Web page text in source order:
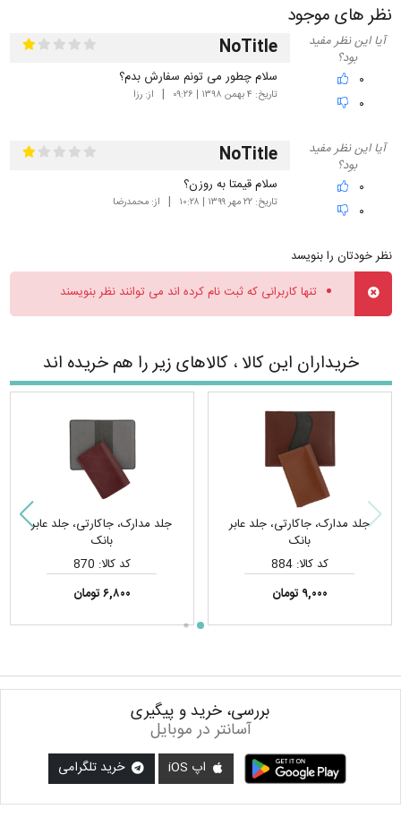
نظر های موجود
آیا این نظر مفید
بود؟
۰
۰
NoTitle
سلام چطور می تونم سفارش بدم؟
تاریخ: ۴ بهمن ۱۳۹۸ | ۰۹:۲۶ از: رزا
آیا این نظر مفید
بود؟
۰
۰
NoTitle
سلام قیمتا به روزن؟
تاریخ: ۲۲ مهر ۱۳۹۹ | ۱۰:۲۸ از: محمدرضا
نظر خودتان را بنویسد
تنها کاربرانی که ثبت نام کرده اند می توانند نظر بنویسند
خریداران این کالا ، کالاهای زیر را هم خریده اند
جلد مدارک، جاکارتی، جلد عابر
بانک
کد کالا: 884
۹,۰۰۰ تومان
جلد مدارک، جاکارتی، جلد عابر
بانک
کد کالا: 870
۶,۸۰۰ تومان
بررسی، خرید و پیگیری
آسانتر در موبایل
اپ iOS خرید تلگرامی